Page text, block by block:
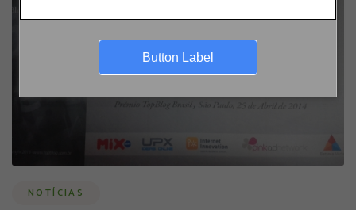
Button Label
NOTÍCIAS